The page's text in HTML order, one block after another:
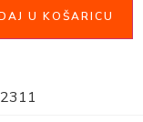
U KOŠARICU